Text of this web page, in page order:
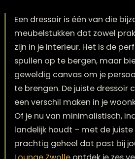
Een dressoir is één van die
meubelstukken dat zowel
zijn in je interieur. Het is
spullen op te bergen,
geweldig canvas om je
te brengen. De juiste
een verschil maken in je
Of je nu van